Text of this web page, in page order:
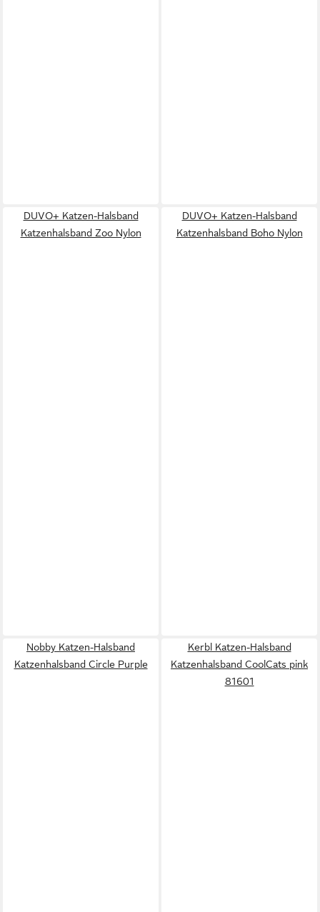
DUVO+ Katzen-Halsband
Katzenhalsband Zoo Nylon
DUVO+ Katzen-Halsband
Katzenhalsband Boho Nylon
Nobby Katzen-Halsband
Katzenhalsband Circle Purple
Kerbl Katzen-Halsband
Katzenhalsband CoolCats pink
81601